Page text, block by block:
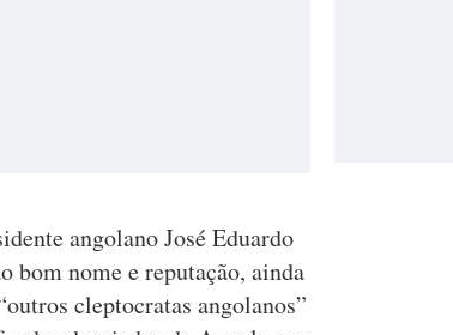
angolano José Eduardo
bom nome e reputação, ainda
cleptocratas angolanos”